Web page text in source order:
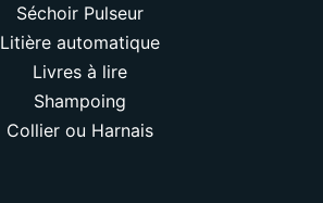
Séchoir Pulseur
Litière automatique
Livres à lire
Shampoing
Collier ou Harnais